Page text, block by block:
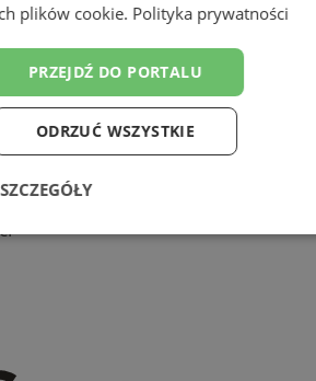
do niej dochodzi?
plików cookie. Polityka prywatności
PRZEJDŹ DO PORTALU
ODRZUĆ WSZYSTKIE
Wydajność Targetowanie